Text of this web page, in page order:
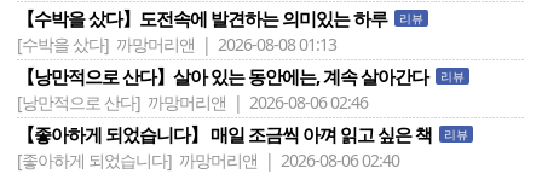
【수박을 샀다】도전속에 발견하는 의미있는 하루 리뷰
[수박을 샀다] 까망머리앤 | 2026-08-08 01:13
【낭만적으로 산다】살아 있는 동안에는, 계속 살아간다 리뷰
[낭만적으로 산다] 까망머리앤 | 2026-08-06 02:46
【좋아하게 되었습니다】 매일 조금씩 아껴 읽고 싶은 책 리뷰
[좋아하게 되었습니다] 까망머리앤 | 2026-08-06 02:40